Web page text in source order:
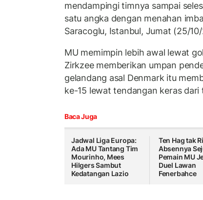
mendampingi timnya sampai
satu angka dengan menahan
Saracoglu, Istanbul, Jumat (25/
MU memimpin lebih awal lewat
Zirkzee memberikan umpan
gelandang asal Denmark itu
ke-15 lewat tendangan keras
Baca Juga
Jadwal Liga Europa:
Ada MU Tantang Tim
Mourinho, Mees
Hilgers Sambut
Kedatangan Lazio
Ten Hag tak
Absennya
Pemain MU
Duel Lawan
Fenerbahce